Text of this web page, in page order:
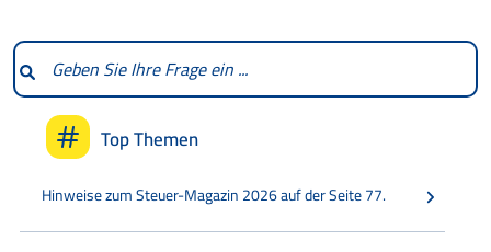
Top Themen
Hinweise zum Steuer-Magazin 2026 auf der Seite 77.